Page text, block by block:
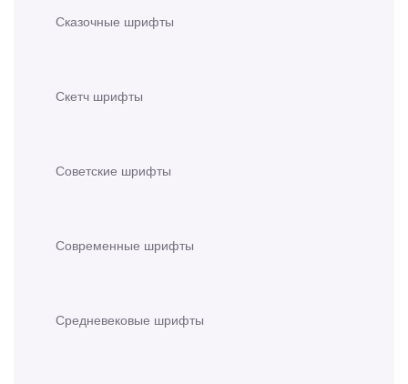
Сказочные шрифты
Скетч шрифты
Советские шрифты
Современные шрифты
Средневековые шрифты